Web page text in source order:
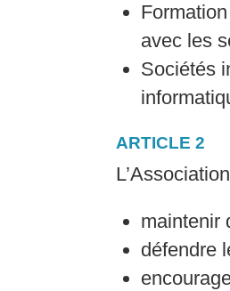
avec les
Sociétés
ARTICLE 2
maintenir
défendre